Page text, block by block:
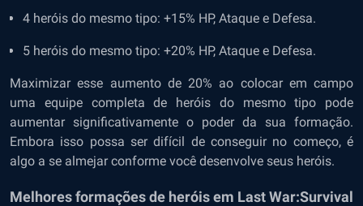
4 heróis do mesmo tipo: +15% HP, Ataque e Defesa.
5 heróis do mesmo tipo: +20% HP, Ataque e Defesa.
Maximizar esse aumento de 20% ao colocar em campo
uma equipe completa de heróis do mesmo tipo pode
aumentar significativamente o poder da sua formação.
Embora isso possa ser difícil de conseguir no começo, é
algo a se almejar conforme você desenvolve seus heróis.
Melhores formações de heróis em Last War:Survival